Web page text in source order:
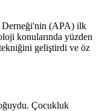
Derneği'nin (APA) ilk
konularında yüzden
geliştirdi ve öz
Çocukluk